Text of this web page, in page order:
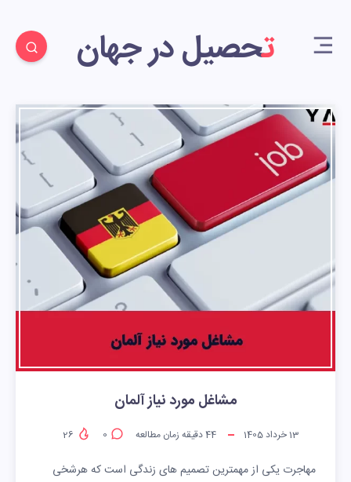
تحصیل در جهان
مشاغل مورد نیاز آلمان
13 خرداد 1405 44دقیقه زمان مطالعه 0
مهاجرت یکی از مهمترین تصمیم های زندگی است که هرشخی